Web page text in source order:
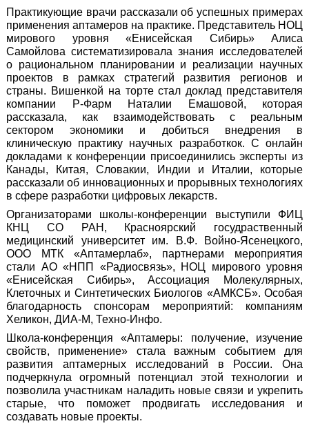
Практикующие врачи рассказали об успешных примерах
применения аптамеров на практике. Представитель НОЦ
мирового уровня «Енисейская Сибирь» Алиса
Самойлова систематизировала знания исследователей
о рациональном планировании и реализации научных
проектов в рамках стратегий развития регионов и
страны. Вишенкой на торте стал доклад представителя
компании Р-Фарм Наталии Емашовой, которая
рассказала, как взаимодействовать с реальным
сектором экономики и добиться внедрения в
клиническую практику научных разработкок. С онлайн
докладами к конференции присоединились эксперты из
Канады, Китая, Словакии, Индии и Италии, которые
рассказали об инновационных и прорывных технологиях
в сфере разработки цифровых лекарств.
Организаторами школы-конференции выступили ФИЦ
КНЦ СО РАН, Красноярский госудраственный
медицинский университет им. В.Ф. Войно-Ясенецкого,
ООО МТК «Аптамерлаб», партнерами мероприятия
стали АО «НПП «Радиосвязь», НОЦ мирового уровня
«Енисейская Сибирь», Ассоциация Молекулярных,
Клеточных и Синтетических Биологов «АМКСБ». Особая
благодарность спонсорам мероприятий: компаниям
Хеликон, ДИА-М, Техно-Инфо.
Школа-конференция «Аптамеры: получение, изучение
свойств, применение» стала важным событием для
развития аптамерных исследований в России. Она
подчеркнула огромный потенциал этой технологии и
позволила участникам наладить новые связи и укрепить
старые, что поможет продвигать исследования и
создавать новые проекты.